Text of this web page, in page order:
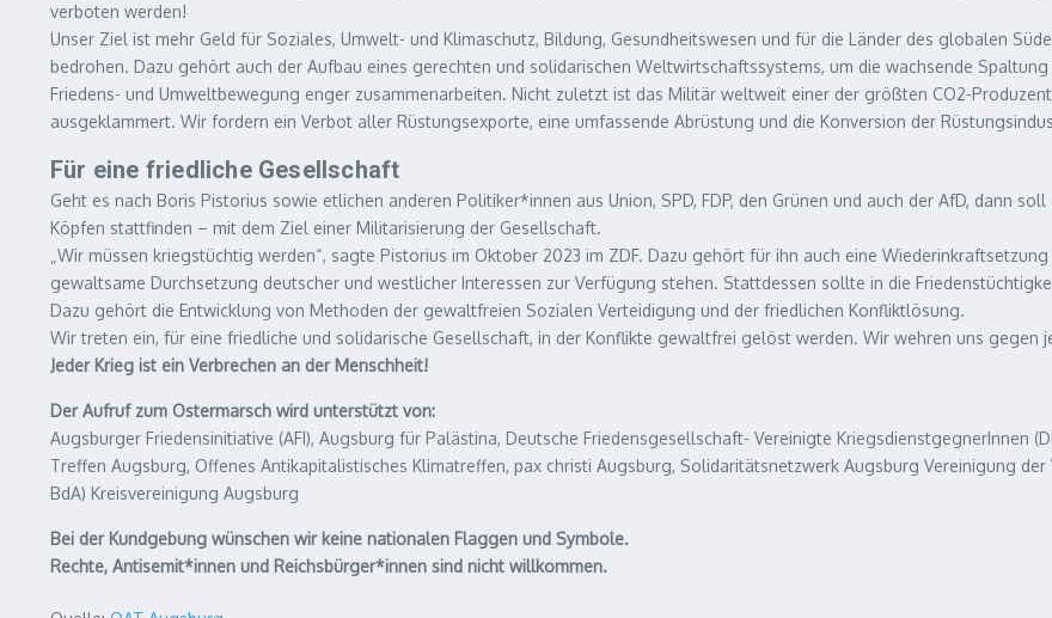
verboten werden!
Unser Ziel ist mehr Geld für Soziales, Umwelt- und Klimaschutz, Bildung, Gesundheitswesen und für die Länder des globalen
bedrohen. Dazu gehört auch der Aufbau eines gerechten und solidarischen Weltwirtschaftssystems, um die wachsende
Friedens- und Umweltbewegung enger zusammenarbeiten. Nicht zuletzt ist das Militär weltweit einer der größten CO2-
ausgeklammert. Wir fordern ein Verbot aller Rüstungsexporte, eine umfassende Abrüstung und die Konversion der
Für eine friedliche Gesellschaft
Geht es nach Boris Pistorius sowie etlichen anderen Politiker*innen aus Union, SPD, FDP, den Grünen und auch der AfD, dann
Köpfen stattfinden – mit dem Ziel einer Militarisierung der Gesellschaft.
„Wir müssen kriegstüchtig werden“, sagte Pistorius im Oktober 2023 im ZDF. Dazu gehört für ihn auch eine
gewaltsame Durchsetzung deutscher und westlicher Interessen zur Verfügung stehen. Stattdessen sollte in die
Dazu gehört die Entwicklung von Methoden der gewaltfreien Sozialen Verteidigung und der friedlichen Konfliktlösung.
Wir treten ein, für eine friedliche und solidarische Gesellschaft, in der Konflikte gewaltfrei gelöst werden. Wir wehren uns gegen
Jeder Krieg ist ein Verbrechen an der Menschheit!
Der Aufruf zum Ostermarsch wird unterstützt von:
Augsburger Friedensinitiative (AFI), Augsburg für Palästina, Deutsche Friedensgesellschaft- Vereinigte KriegsdienstgegnerInnen
Treffen Augsburg, Offenes Antikapitalistisches Klimatreffen, pax christi Augsburg, Solidaritätsnetzwerk Augsburg Vereinigung
BdA) Kreisvereinigung Augsburg
Bei der Kundgebung wünschen wir keine nationalen Flaggen und Symbole.
Rechte, Antisemit*innen und Reichsbürger*innen sind nicht willkommen.